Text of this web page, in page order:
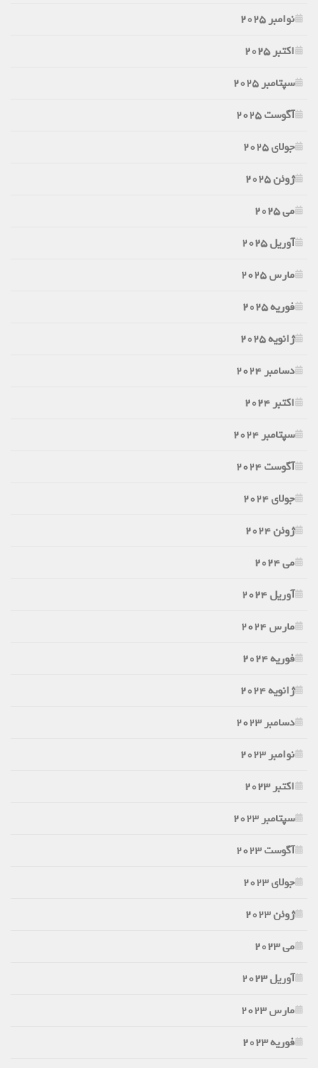
نوامبر 2025
اکتبر 2025
سپتامبر 2025
آگوست 2025
جولای 2025
ژوئن 2025
می 2025
آوریل 2025
مارس 2025
فوریه 2025
ژانویه 2025
دسامبر 2024
اکتبر 2024
سپتامبر 2024
آگوست 2024
جولای 2024
ژوئن 2024
می 2024
آوریل 2024
مارس 2024
فوریه 2024
ژانویه 2024
دسامبر 2023
نوامبر 2023
اکتبر 2023
سپتامبر 2023
آگوست 2023
جولای 2023
ژوئن 2023
می 2023
آوریل 2023
مارس 2023
فوریه 2023